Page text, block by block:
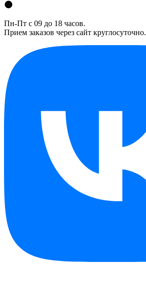
Пн-Пт с 09 до 18 часов.
Прием заказов через сайт круглосуточно.